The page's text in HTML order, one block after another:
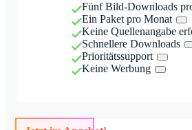
Fünf Bild-Downloads
Ein Paket pro Monat
Keine Quellenangabe
Schnellere Downloads
Prioritätssupport
Keine Werbung
Jetzt im Angebot!